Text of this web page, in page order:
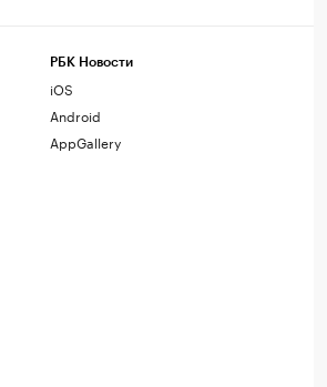
РБК Новости
iOS
Android
AppGallery